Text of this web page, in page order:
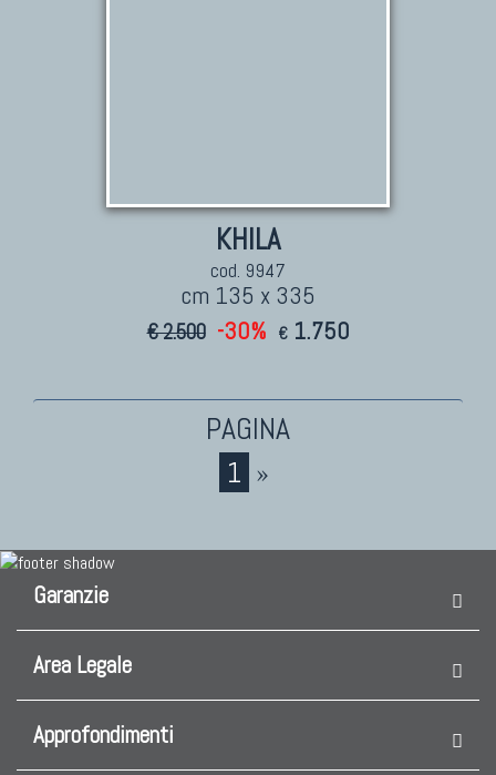
KHILA
cod. 9947
cm 135 x 335
€ 2.500 -30% € 1.750
1 »
Garanzie
Area Legale
Approfondimenti